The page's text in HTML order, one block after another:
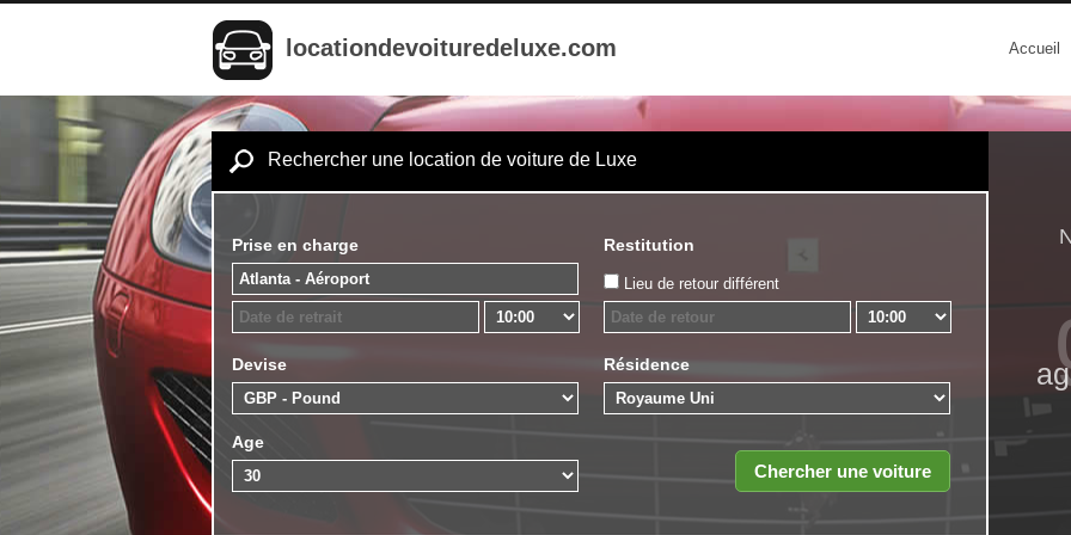
locationdevoituredeluxe.com Accueil
Rechercher une location de voiture de Luxe
Prise en charge Restitution
Lieu de retour différent
Devise Résidence
Age